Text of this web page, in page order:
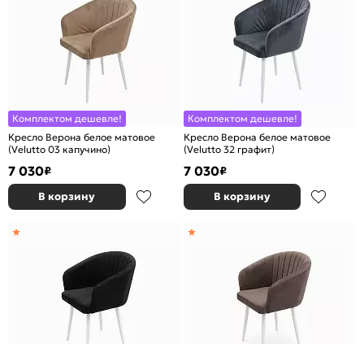
Комплектом дешевле!
Кресло Верона белое матовое
(Velutto 03 капучино)
7 030₽
В корзину
Комплектом дешевле!
Кресло Верона белое матовое
(Velutto 32 графит)
7 030₽
В корзину